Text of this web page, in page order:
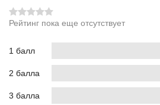
Рейтинг пока еще отсутствует
1 балл
2 балла
3 балла